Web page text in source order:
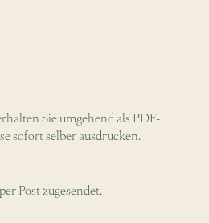
Sie umgehend als PDF-
sofort selber ausdrucken.
Post zugesendet.